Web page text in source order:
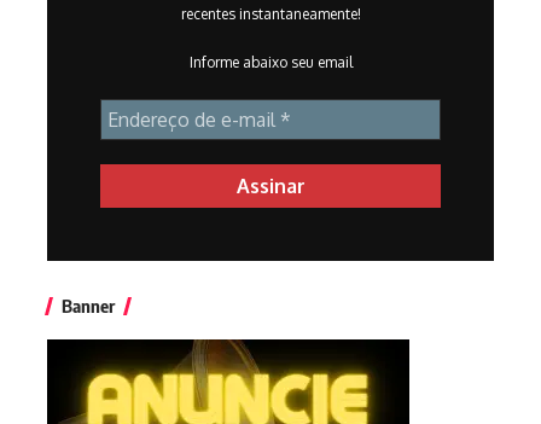
recentes instantaneamente!
Informe abaixo seu email
Banner